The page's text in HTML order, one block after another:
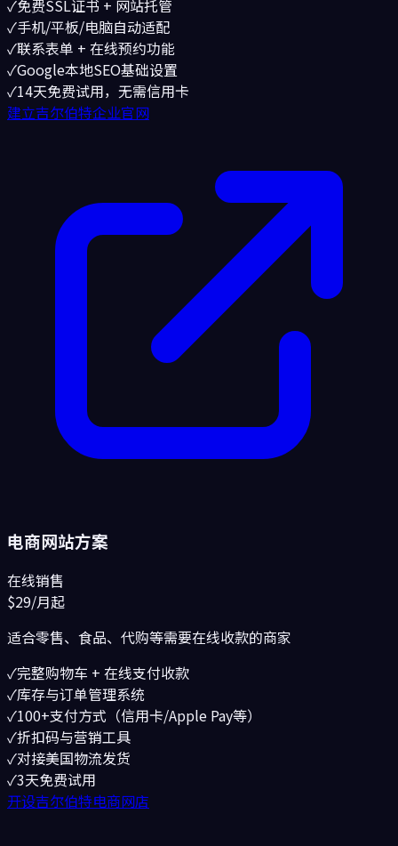
✓免费SSL证书 + 网站托管
✓手机/平板/电脑自动适配
✓联系表单 + 在线预约功能
✓Google本地SEO基础设置
✓14天免费试用，无需信用卡
建立吉尔伯特企业官网
电商网站方案
在线销售
$29/月起
适合零售、食品、代购等需要在线收款的商家
✓完整购物车 + 在线支付收款
✓库存与订单管理系统
✓100+支付方式（信用卡/Apple Pay等）
✓折扣码与营销工具
✓对接美国物流发货
✓3天免费试用
开设吉尔伯特电商网店